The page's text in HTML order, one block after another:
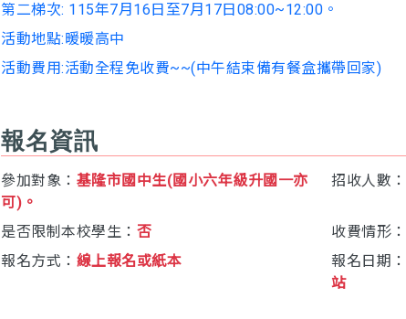
第二梯次: 115年7月16日至7月17日08:00~12:00。
活動地點:暖暖高中
活動費用:活動全程免收費~~(中午結束備有餐盒攜帶回家)
報名資訊
參加對象： 基隆市國中生(國小六年級升國一亦
可)。
招收人數：
是否限制本校學生： 否 收費情形：
報名方式： 線上報名或紙本 報名日期：
站